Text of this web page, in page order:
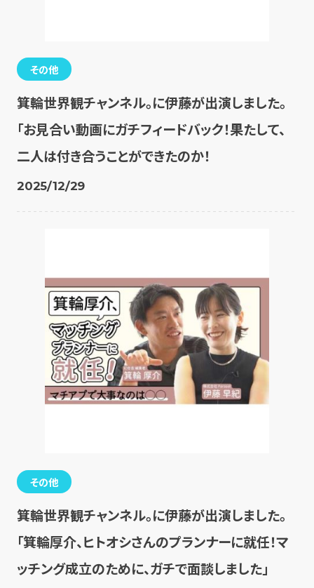
その他
箕輪世界観チャンネル。に伊藤が出演しました。
「お見合い動画にガチフィードバック！果たして、
二人は付き合うことができたのか！
2025/12/29
その他
箕輪世界観チャンネル。に伊藤が出演しました。
「箕輪厚介、ヒトオシさんのプランナーに就任！マ
ッチング成立のために、ガチで面談しました」